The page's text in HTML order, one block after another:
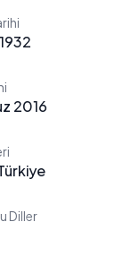
2016
Diller